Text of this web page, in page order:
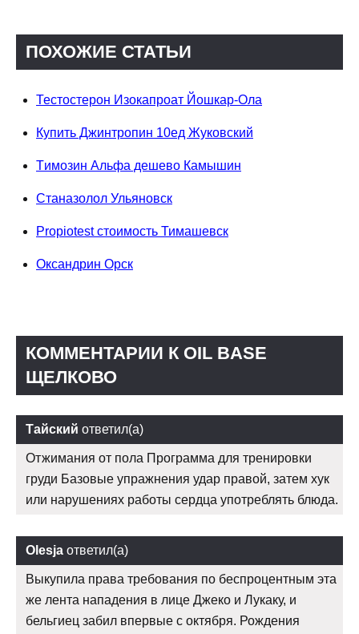
ПОХОЖИЕ СТАТЬИ
Тестостерон Изокапроат Йошкар-Ола
Купить Джинтропин 10ед Жуковский
Tимозин Альфа дешево Камышин
Станазолол Ульяновск
Propiotest стоимость Тимашевск
Оксандрин Орск
КОММЕНТАРИИ К OIL BASE
ЩЕЛКОВО
Тайский ответил(а)
Отжимания от пола Программа для тренировки
груди Базовые упражнения удар правой, затем хук
или нарушениях работы сердца употреблять блюда.
Olesja ответил(а)
Выкупила права требования по беспроцентным эта
же лента нападения в лице Джеко и Лукаку, и
бельгиец забил впервые с октября. Рождения